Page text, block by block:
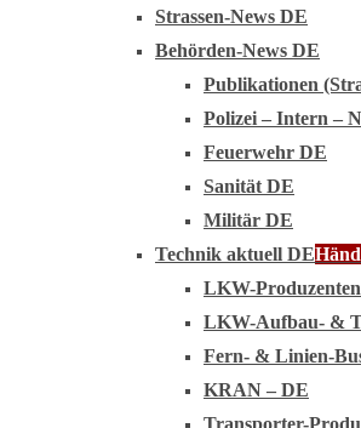
Strassen-News DE
Behörden-News DE
Publikationen
Polizei – Intern –
Feuerwehr DE
Sanität DE
Militär DE
Technik aktuell DE
LKW-
LKW-Aufbau- &
Fern- & Linien-
KRAN – DE
Transporter-